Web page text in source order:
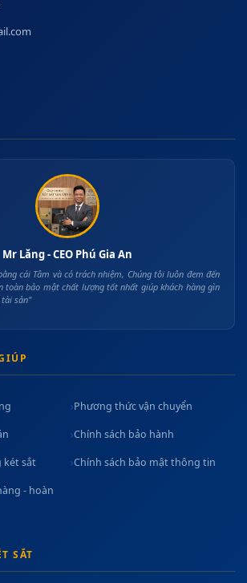
Mr Lăng - CEO Phú Gia An
cái Tâm và có trách nhiệm, Chúng tôi luôn đem đến
toàn bảo mật chất lượng tốt nhất giúp khách hàng gìn
sản"
Phương thức vận chuyển
Chính sách bảo hành
két sắt Chính sách bảo mật thông tin
- hoàn
SẮT